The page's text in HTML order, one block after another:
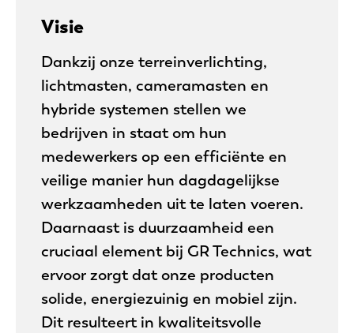
Visie
Dankzij onze terreinverlichting,
lichtmasten, cameramasten en
hybride systemen stellen we
bedrijven in staat om hun
medewerkers op een efficiënte en
veilige manier hun dagdagelijkse
werkzaamheden uit te laten voeren.
Daarnaast is duurzaamheid een
cruciaal element bij GR Technics, wat
ervoor zorgt dat onze producten
solide, energiezuinig en mobiel zijn.
Dit resulteert in kwaliteitsvolle